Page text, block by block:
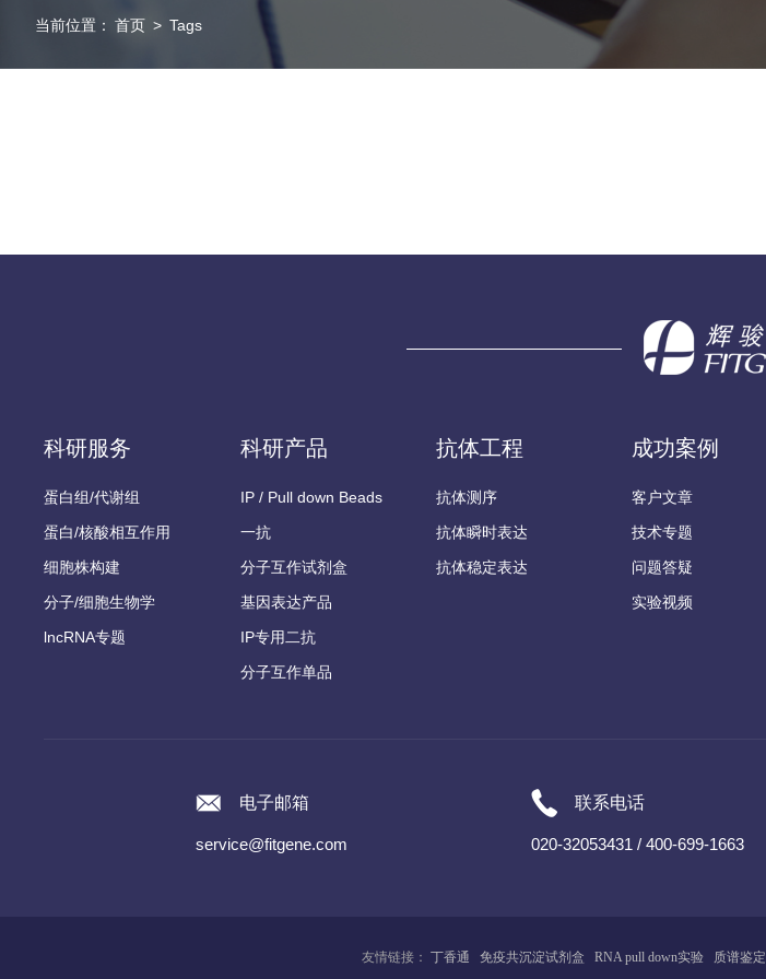
当前位置： 首页 > Tags
科研服务
蛋白组/代谢组
蛋白/核酸相互作用
细胞株构建
分子/细胞生物学
lncRNA专题
科研产品
IP / Pull down Beads
一抗
分子互作试剂盒
基因表达产品
IP专用二抗
分子互作单品
抗体工程
抗体测序
抗体瞬时表达
抗体稳定表达
成功案例
客户文章
技术专题
问题答疑
实验视频
电子邮箱
service@fitgene.com
联系电话
020-32053431 / 400-699-1663
友情链接： 丁香通 免疫共沉淀试剂盒 RNA pull down实验 质谱鉴定